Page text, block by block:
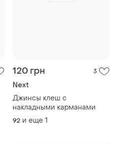
120 грн 3
Next
Джинсы клеш с
накладными карманами
92 и еще 1